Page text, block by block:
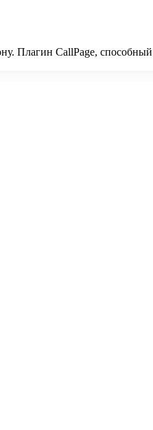
Плагин CallPage, способный